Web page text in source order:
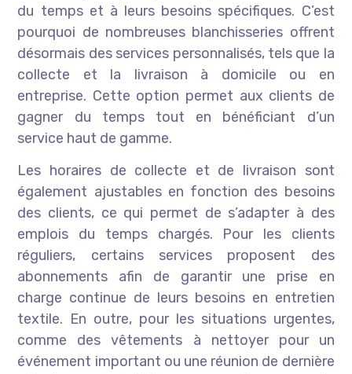
du temps et à leurs besoins spécifiques. C’est
pourquoi de nombreuses blanchisseries offrent
désormais des services personnalisés, tels que la
collecte et la livraison à domicile ou en
entreprise. Cette option permet aux clients de
gagner du temps tout en bénéficiant d’un
service haut de gamme.
Les horaires de collecte et de livraison sont
également ajustables en fonction des besoins
des clients, ce qui permet de s’adapter à des
emplois du temps chargés. Pour les clients
réguliers, certains services proposent des
abonnements afin de garantir une prise en
charge continue de leurs besoins en entretien
textile. En outre, pour les situations urgentes,
comme des vêtements à nettoyer pour un
événement important ou une réunion de dernière